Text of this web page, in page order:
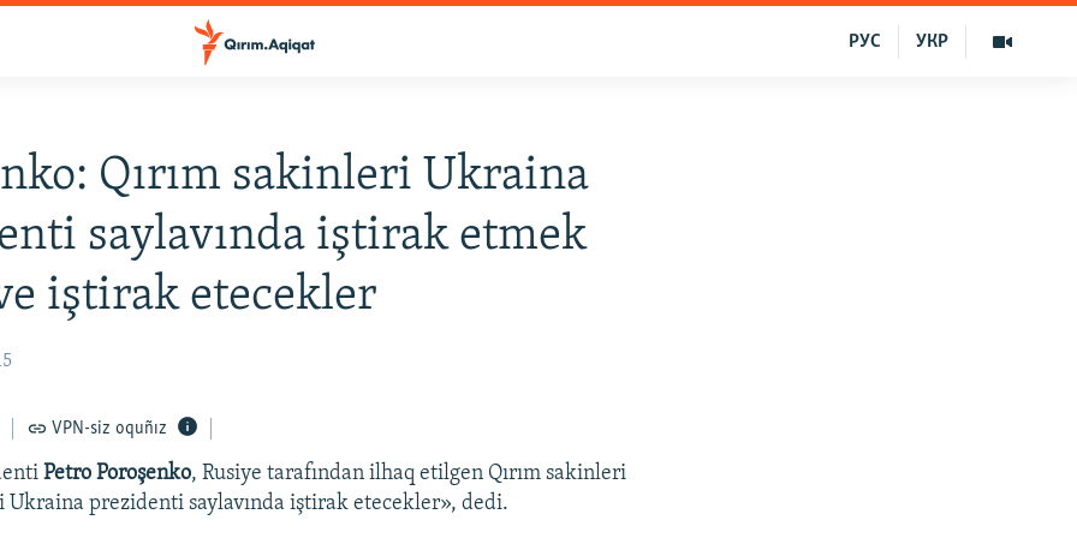
УКР
РУС
Qırım sakinleri Ukraina
saylavında iştirak etmek
iştirak etecekler
VPN-siz oquñız
Petro Poroşenko, Rusiye tarafından ilhaq etilgen Qırım sakinleri
Ukraina prezidenti saylavında iştirak etecekler», dedi.